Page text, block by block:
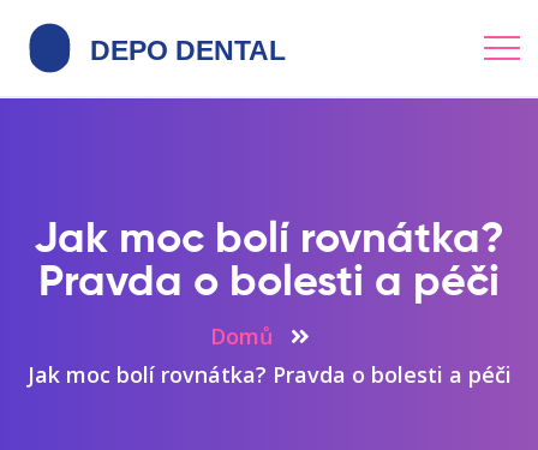
Jak moc bolí rovnátka?
Pravda o bolesti a péči
Domů
Jak moc bolí rovnátka? Pravda o bolesti a péči